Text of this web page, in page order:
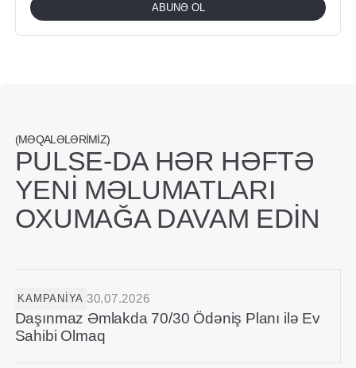
ABUNƏ OL
PULSE-DA HƏR HƏFTƏ
YENI MƏLUMATLARI
OXUMAĞA DAVAM EDIN
(MƏQALƏLƏRIMIZ)
KAMPANIYA 30.07.2026
Daşınmaz Əmlakda 70/30 Ödəniş Planı ilə Ev
Sahibi Olmaq